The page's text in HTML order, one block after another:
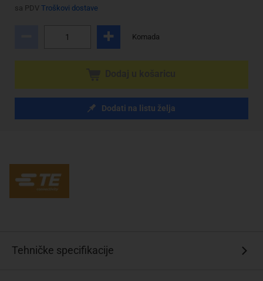
sa PDV Troškovi dostave
Komada
Dodati na listu želja
Tehničke specifikacije